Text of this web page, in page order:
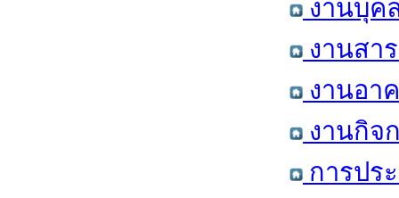
งานบุค
งานสา
งานอา
งานกิจ
การปร